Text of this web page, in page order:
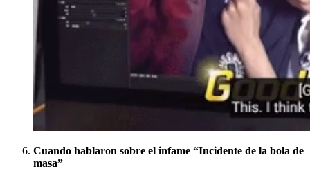
Cuando hablaron sobre el infame “Incidente de la bola de
masa”